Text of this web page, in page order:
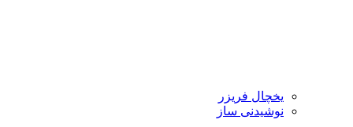
یخچال فریزر
نوشیدنی ساز